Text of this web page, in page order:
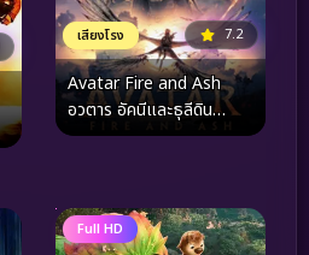
เสียงโรง 7.2
Avatar Fire and Ash
อวตาร อัคนีและธุลีดิน
(2025)
Full HD